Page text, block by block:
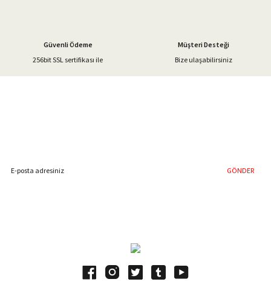
Gönder
Güvenli Ödeme
256bit SSL sertifikası ile
Müşteri Desteği
Bize ulaşabilirsiniz
GÖNDER